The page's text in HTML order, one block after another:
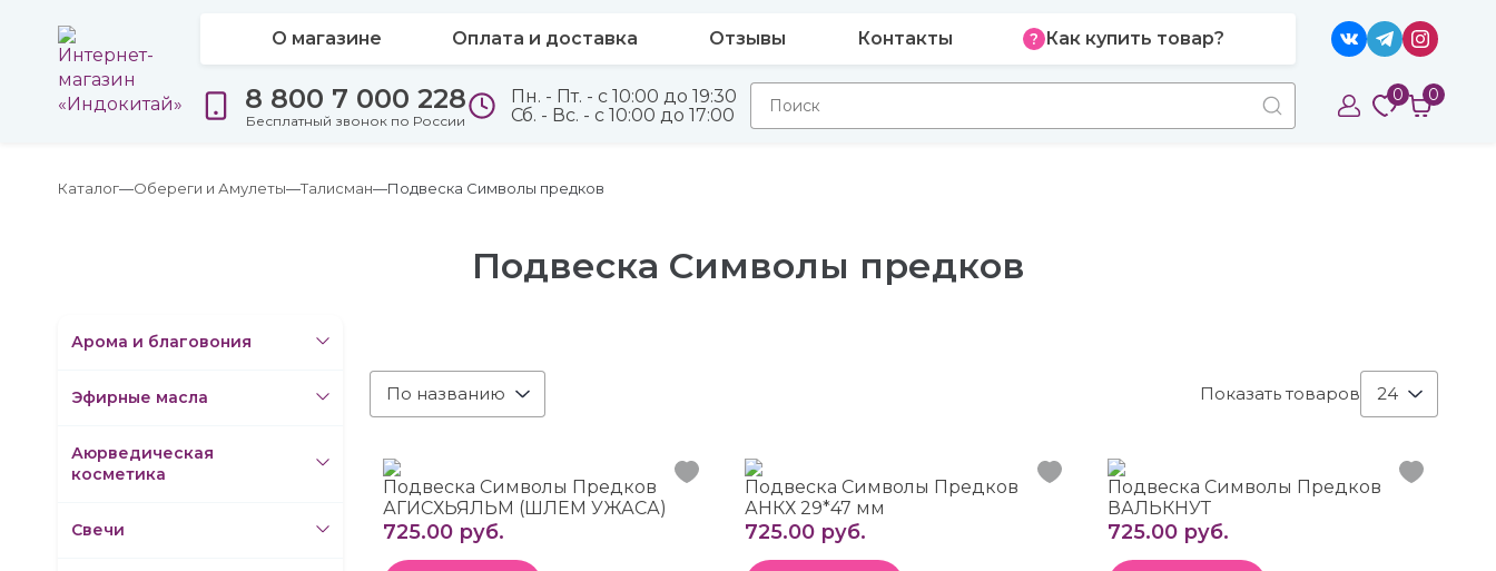
О магазине Оплата и доставка Отзывы Контакты Как купить товар?
8 800 7 000 228
Бесплатный звонок по России
Пн. - Пт. - с 10:00 до 19:30
Сб. - Вс. - с 10:00 до 17:00
0 0
Каталог Обереги и Амулеты Талисман Подвеска Символы предков
Подвеска Символы предков
Арома и благовония
Эфирные масла
Аюрведическая
косметика
Свечи
По названию Показать товаров 24
Подвеска Символы Предков
АГИСХЬЯЛЬМ (ШЛЕМ УЖАСА)
725.00 руб.
Подвеска Символы Предков
АНКХ 29*47 мм
725.00 руб.
Подвеска Символы Предков
ВАЛЬКНУТ
725.00 руб.